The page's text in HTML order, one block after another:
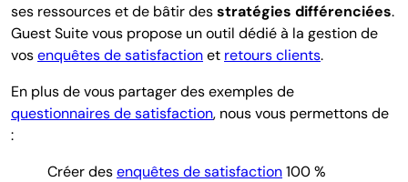
ses ressources et de bâtir desstratégies différenciées.
Guest Suite vous propose un outil dédié à la gestion de
vosenquêtes de satisfactionet retours clients.
En plus de vous partager des exemples de
questionnaires de satisfaction, nous vous permettons de
:
Créer desenquêtes de satisfaction100 %